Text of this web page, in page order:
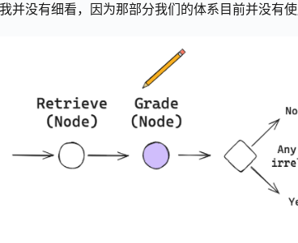
并没有细看，因为那部分我们的体系目前并没有使